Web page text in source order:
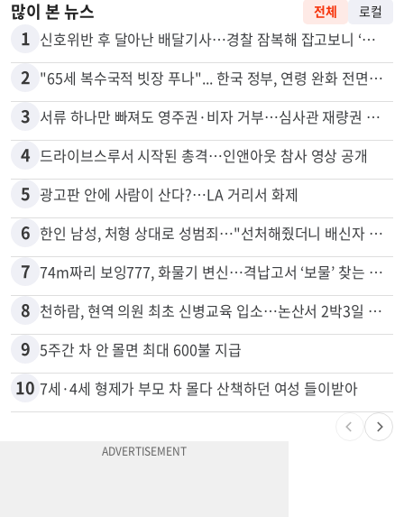
많이 본 뉴스 전체 로컬
1 신호위반 후 달아난 배달기사…경찰 잠복해 잡고보니 ‘반전’
2 "65세 복수국적 빗장 푸나"... 한국 정부, 연령 완화 전면 추진
3 서류 하나만 빠져도 영주권·비자 거부…심사관 재량권 대폭 확대
4 드라이브스루서 시작된 총격…인앤아웃 참사 영상 공개
5 광고판 안에 사람이 산다?…LA 거리서 화제
6 한인 남성, 처형 상대로 성범죄…"선처해줬더니 배신자 취급"
7 74m짜리 보잉777, 화물기 변신…격납고서 ‘보물’ 찾는 인천공항
8 천하람, 현역 의원 최초 신병교육 입소…논산서 2박3일 생활
9 5주간 차 안 몰면 최대 600불 지급
10 7세·4세 형제가 부모 차 몰다 산책하던 여성 들이받아